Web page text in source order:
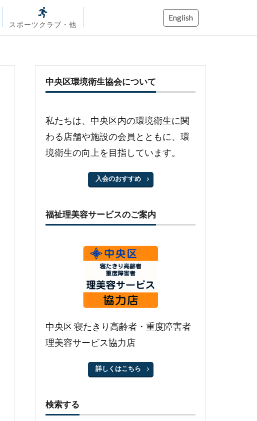
スポーツクラブ・他
English
中央区環境衛生協会について
私たちは、中央区内の環境衛生に関
わる店舗や施設の会員とともに、環
境衛生の向上を目指しています。
入会のおすすめ
福祉理美容サービスのご案内
中央区 寝たきり高齢者・重度障害者
理美容サービス協力店
詳しくはこちら
検索する